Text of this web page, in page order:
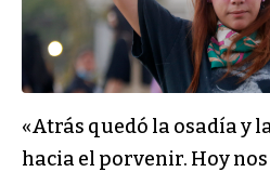
«Atrás quedó la osadía y
hacia el porvenir. Hoy